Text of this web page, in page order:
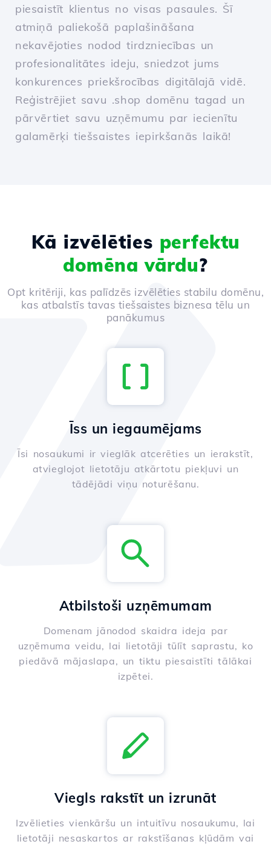
piesaistīt klientus no visas pasaules. Šī
atmiņā paliekošā paplašināšana
nekavējoties nodod tirdzniecības un
profesionalitātes ideju, sniedzot jums
konkurences priekšrocības digitālajā vidē.
Reģistrējiet savu .shop domēnu tagad un
pārvērtiet savu uzņēmumu par iecienītu
galamērķi tiešsaistes iepirkšanās laikā!
Kā izvēlēties perfektu
domēna vārdu?
Opt kritēriji, kas palīdzēs izvēlēties stabilu domēnu,
kas atbalstīs tavas tiešsaistes biznesa tēlu un
panākumus
Īss un iegaumējams
Īsi nosaukumi ir vieglāk atcerēties un ierakstīt,
atvieglojot lietotāju atkārtotu piekļuvi un
tādējādi viņu noturēšanu.
Atbilstoši uzņēmumam
Domenam jānodod skaidra ideja par
uzņēmuma veidu, lai lietotāji tūlīt saprastu, ko
piedāvā mājaslapa, un tiktu piesaistīti tālākai
izpētei.
Viegls rakstīt un izrunāt
Izvēlieties vienkāršu un intuitīvu nosaukumu, lai
lietotāji nesaskartos ar rakstīšanas kļūdām vai